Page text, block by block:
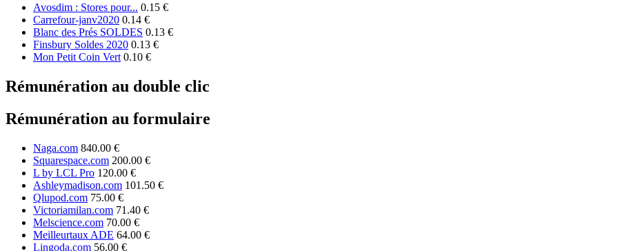
Avosdim : Stores pour... 0.15 €
Carrefour-janv2020 0.14 €
Blanc des Prés SOLDES 0.13 €
Finsbury Soldes 2020 0.13 €
Mon Petit Coin Vert 0.10 €
Rémunération au double clic
Rémunération au formulaire
Naga.com 840.00 €
Squarespace.com 200.00 €
L by LCL Pro 120.00 €
Ashleymadison.com 101.50 €
Qlupod.com 75.00 €
Victoriamilan.com 71.40 €
Melscience.com 70.00 €
Meilleurtaux ADE 64.00 €
Lingoda.com 56.00 €